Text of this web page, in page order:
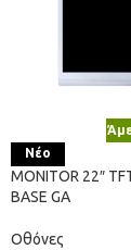
Νέο
MONITOR 22″
BASE GA
Οθόνες